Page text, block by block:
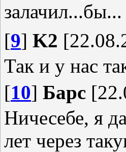
залачил...бы...
[9] K2
Так и у нас
[10] Барс
Ничесебе, я
лет через